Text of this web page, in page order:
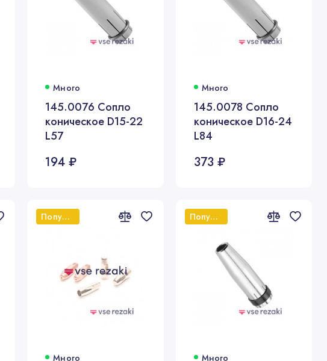
Много
145.0076 Сопло
коническое D15-22
L57
194 ₽
Много
145.0078 Сопло
коническое D16-24
L84
373 ₽
Популярный
Много
Популярный
Много